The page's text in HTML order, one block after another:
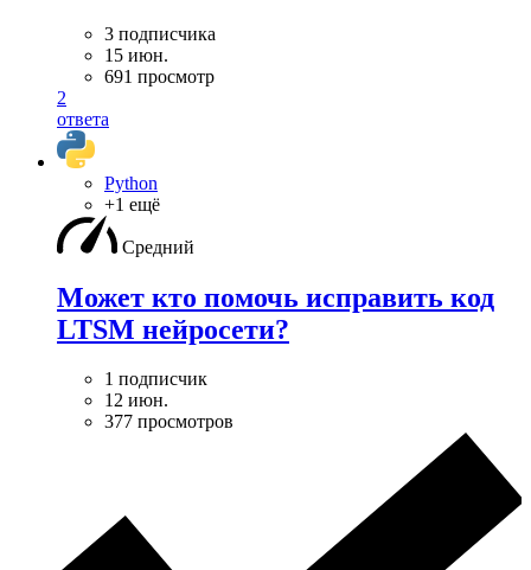
3 подписчика
15 июн.
691 просмотр
2
ответа
Python
+1 ещё
Средний
Может кто помочь исправить код
LTSM нейросети?
1 подписчик
12 июн.
377 просмотров